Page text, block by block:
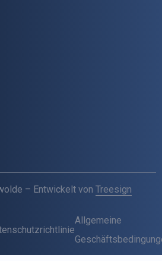
– Entwickelt von Treesign
Allgemeine